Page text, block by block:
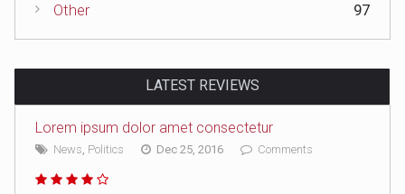
Other 97
LATEST REVIEWS
Lorem ipsum dolor amet consectetur
News Politics Dec 25, 2016 Comments